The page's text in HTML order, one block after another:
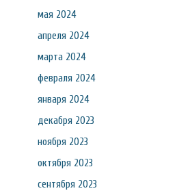
мая 2024
апреля 2024
марта 2024
февраля 2024
января 2024
декабря 2023
ноября 2023
октября 2023
сентября 2023